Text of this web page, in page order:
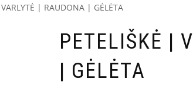
| RAUDONA | GĖLĖTA
PETELIŠKĖ |
| GĖLĖTA